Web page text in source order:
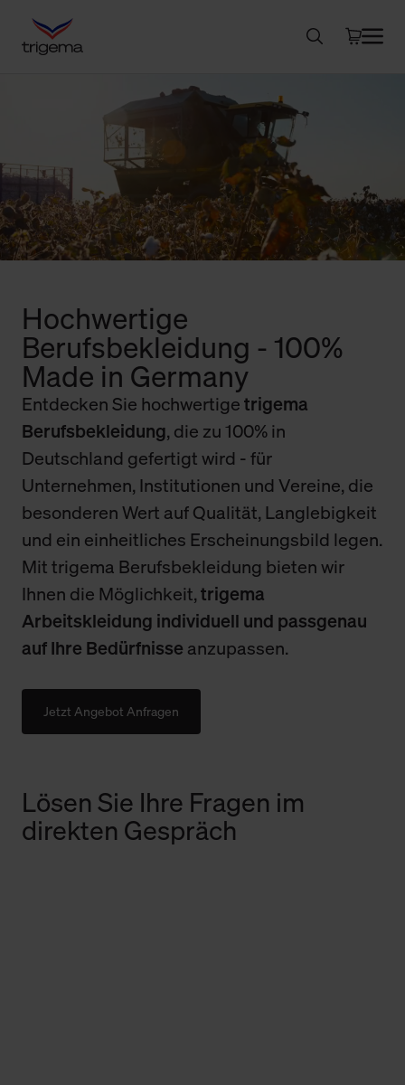
Hochwertige
Berufsbekleidung - 100%
Made in Germany
Entdecken Sie hochwertigetrigema
Berufsbekleidung, die zu 100% in
Deutschland gefertigt wird - für
Unternehmen, Institutionen und Vereine, die
besonderen Wert auf Qualität, Langlebigkeit
und ein einheitliches Erscheinungsbild legen.
Mit trigema Berufsbekleidung bieten wir
Ihnen die Möglichkeit,trigema
Arbeitskleidung individuell und passgenau
auf Ihre Bedürfnisse anzupassen.
Jetzt Angebot Anfragen
Lösen Sie Ihre Fragen im
direkten Gespräch